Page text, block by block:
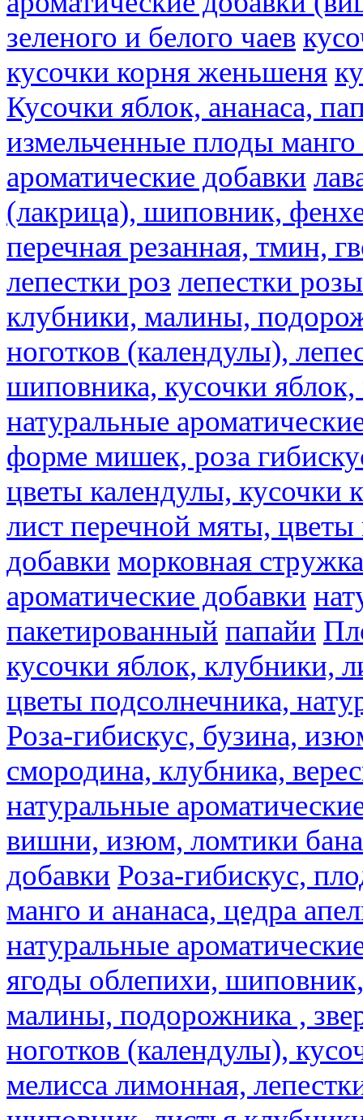
зеленого и белого чаев
кусочки корня женьшеня
Кусочки яблок, ананаса,
измельченные плоды
ароматические добавки
(лакрица), шиповник,
перечная резанная, тмин,
лепестки роз лепестки розы
клубники, малины,
ноготков (календулы),
шиповника, кусочки
натуральные
форме мишек, роза
цветы календулы, кусочки
лист перечной мяты,
добавки морковная стружка
ароматические добавки
пакетированный папайи
кусочки яблок, клубники,
цветы подсолнечника,
Роза-гибискус, бузина,
смородина, клубника,
натуральные
вишни, изюм, ломтики
добавки Роза-гибискус,
манго и ананаса, цедра
натуральные
ягоды облепихи,
малины, подорожника ,
ноготков (календулы),
мелисса лимонная,